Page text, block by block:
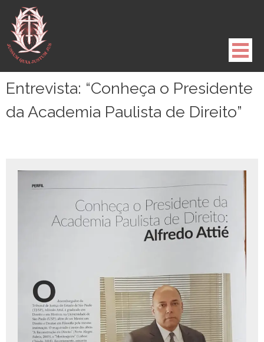
para
conteúdo
Entrevista: “Conheça o Presidente
da Academia Paulista de Direito”